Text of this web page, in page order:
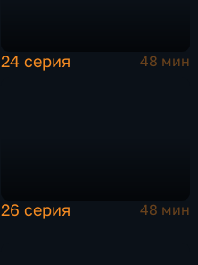
24 серия 48 мин
26 серия 48 мин